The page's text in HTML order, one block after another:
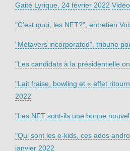
Gaité Lyrique, 24 février 2022
"C’est quoi, les NFT?", entretien
"Métavers incorporated", tribune
"Les candidats à la présidentielle
"Lait fraise, bowling et « effet
2022
"Les NFT sont-ils une bonne
"Qui sont les e-kids, ces ados
janvier 2022